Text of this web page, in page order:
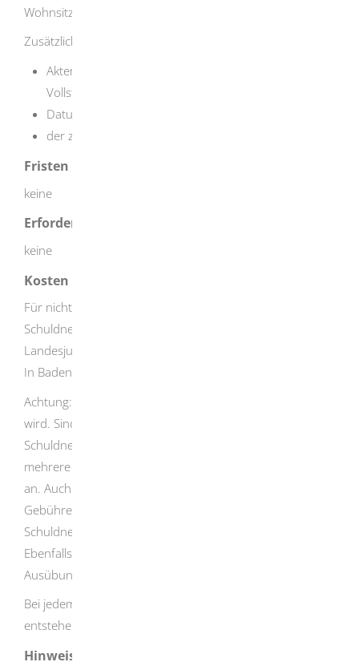
Wohnsitze der Schuldnerin oder des Schuldners.
Zusätzlich werden Ihnen mitgeteilt:
Aktenzeichen und Gericht oder
Vollstreckungsbehörde,
Datum der Eintragung und
der zur Eintragung führende Grund.
Fristen
keine
Erforderliche Unterlagen
keine
Kosten
Für nicht gebührenbefreite Stellen ist der Abruf von
Schuldnerdaten kostenpflichtig. Es fallen die in den
Landesjustizkostengesetzen festgelegten Gebühren an.
In Baden-Württemberg: EUR 4,50
Achtung: Die Gebühr fällt an je Datensatz, der übermittelt
wird. Sind bei einer Abfrage, die eine bestimmte
Schuldnerin oder einen bestimmten Schuldner betreffen,
mehrere Treffer vorhanden, fällt die Gebühr nur einmal
an. Auch bei der Einholung einer Negativauskunft werden
Gebühren erhoben. Die Selbstauskunft für die
Schuldnerin oder den Schuldner ist
Ebenfalls kostenlos ist der Abruf, wenn die Einsicht zur
Ausübung einer ehrenamtlichen Betreuung benötigt wird.
Bei jedem Abruf von Schuldnerdaten wird auf die
entstehenden Kosten hingewiesen.
Hinweise